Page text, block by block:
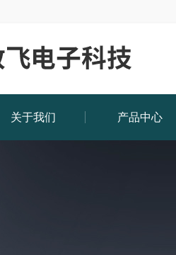
关于我们 产品中心